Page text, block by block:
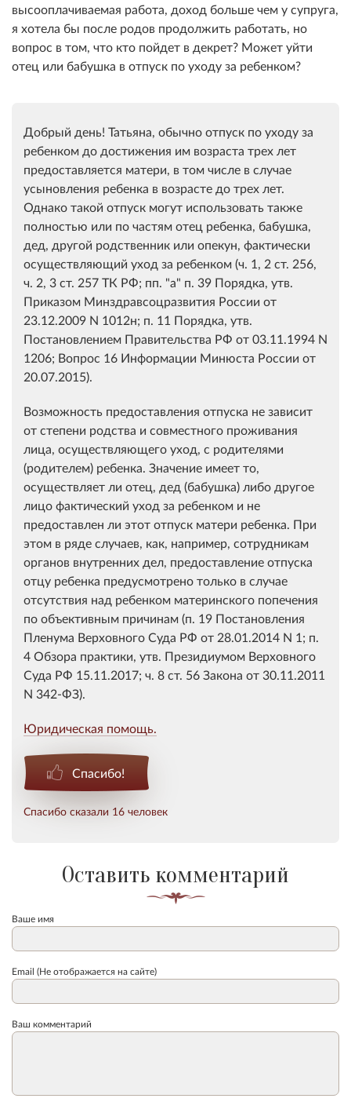
высооплачиваемая работа, доход больше чем у супруга,
я хотела бы после родов продолжить работать, но
вопрос в том, что кто пойдет в декрет? Может уйти
отец или бабушка в отпуск по уходу за ребенком?
Добрый день! Татьяна, обычно отпуск по уходу за
ребенком до достижения им возраста трех лет
предоставляется матери, в том числе в случае
усыновления ребенка в возрасте до трех лет.
Однако такой отпуск могут использовать также
полностью или по частям отец ребенка, бабушка,
дед, другой родственник или опекун, фактически
осуществляющий уход за ребенком (ч. 1, 2 ст. 256,
ч. 2, 3 ст. 257 ТК РФ; пп. "а" п. 39 Порядка, утв.
Приказом Минздравсоцразвития России от
23.12.2009 N 1012н; п. 11 Порядка, утв.
Постановлением Правительства РФ от 03.11.1994 N
1206; Вопрос 16 Информации Минюста России от
20.07.2015).
Возможность предоставления отпуска не зависит
от степени родства и совместного проживания
лица, осуществляющего уход, с родителями
(родителем) ребенка. Значение имеет то,
осуществляет ли отец, дед (бабушка) либо другое
лицо фактический уход за ребенком и не
предоставлен ли этот отпуск матери ребенка. При
этом в ряде случаев, как, например, сотрудникам
органов внутренних дел, предоставление отпуска
отцу ребенка предусмотрено только в случае
отсутствия над ребенком материнского попечения
по объективным причинам (п. 19 Постановления
Пленума Верховного Суда РФ от 28.01.2014 N 1; п.
4 Обзора практики, утв. Президиумом Верховного
Суда РФ 15.11.2017; ч. 8 ст. 56 Закона от 30.11.2011
N 342-ФЗ).
Юридическая помощь.
Спасибо!
Спасибо сказали 16 человек
Оставить комментарий
Ваше имя
Email (Не отображается на сайте)
Ваш комментарий